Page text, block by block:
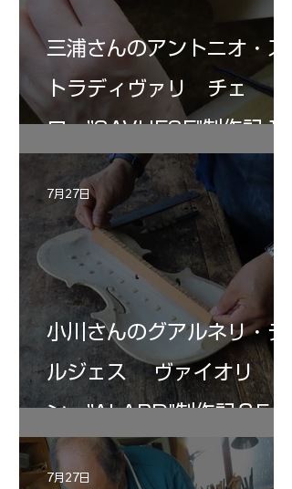
三浦さんのアントニオ・ス
トラディヴァリ チェ
ロ ”SAVUESE"制作記１2
小川さんのグアルネリ・デ
ルジェス ヴァイオリ
ン ”ALARD"制作記３5
7月27日
7月27日